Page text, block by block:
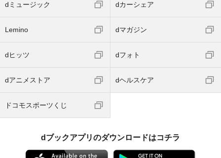
dミュージック dカーシェア
Lemino dマガジン
dヒッツ dフォト
dアニメストア dヘルスケア
ドコモスポーツくじ
dブックアプリのダウンロードはコチラ